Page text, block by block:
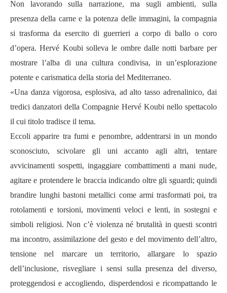
Non lavorando sulla narrazione, ma sugli ambienti, sulla
presenza della carne e la potenza delle immagini, la compagnia
si trasforma da esercito di guerrieri a corpo di ballo o coro
d’opera. Hervé Koubi solleva le ombre dalle notti barbare per
mostrare l’alba di una cultura condivisa, in un’esplorazione
potente e carismatica della storia del Mediterraneo.
«Una danza vigorosa, esplosiva, ad alto tasso adrenalinico, dai
tredici danzatori della Compagnie Hervé Koubi nello spettacolo
il cui titolo tradisce il tema.
Eccoli apparire tra fumi e penombre, addentrarsi in un mondo
sconosciuto, scivolare gli uni accanto agli altri, tentare
avvicinamenti sospetti, ingaggiare combattimenti a mani nude,
agitare e protendere le braccia indicando oltre gli sguardi; quindi
brandire lunghi bastoni metallici come armi trasformati poi, tra
rotolamenti e torsioni, movimenti veloci e lenti, in sostegni e
simboli religiosi. Non c’è violenza né brutalità in questi scontri
ma incontro, assimilazione del gesto e del movimento dell’altro,
tensione nel marcare un territorio, allargare lo spazio
dell’inclusione, risvegliare i sensi sulla presenza del diverso,
proteggendosi e accogliendo, disperdendosi e ricompattando le